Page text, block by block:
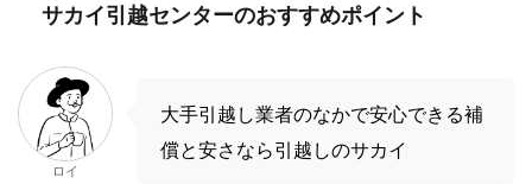
サカイ引越センターのおすすめポイント
ロイ
大手引越し業者のなかで安心できる補
償と安さなら引越しのサカイ